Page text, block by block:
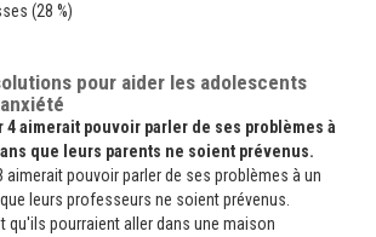
(28 %)
pour aider les adolescents
4 aimerait pouvoir parler de ses problèmes à
que leurs parents ne soient prévenus.
aimerait pouvoir parler de ses problèmes à un
leurs professeurs ne soient prévenus.
qu'ils pourraient aller dans une maison